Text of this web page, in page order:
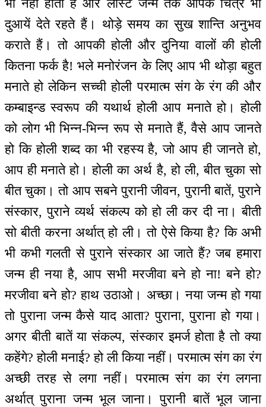
भी नहीं होती है और लास्ट जन्म तक आपके चित्र भी
दुआयें देते रहते हैं। थोड़े समय का सुख शान्ति अनुभव
कराते हैं। तो आपकी होली और दुनिया वालों की होली
कितना फर्क है! भले मनोरंजन के लिए आप भी थोड़ा बहुत
मनाते हो लेकिन सच्ची होली परमात्म संग के रंग की और
कम्बाइन्ड स्वरूप की यथार्थ होली आप मनाते हो। होली
को लोग भी भिन्न-भिन्न रूप से मनाते हैं, वैसे आप जानते
हो कि होली शब्द का भी रहस्य है, जो आप ही जानते हो,
आप ही मनाते हो। होली का अर्थ है, हो ली, बीत चुका सो
बीत चुका। तो आप सबने पुरानी जीवन, पुरानी बातें, पुराने
संस्कार, पुराने व्यर्थ संकल्प को हो ली कर दी ना। बीती
सो बीती करना अर्थात् हो ली। तो ऐसे किया है? कि अभी
भी कभी गलती से पुराने संस्कार आ जाते हैं? जब हमारा
जन्म ही नया है, आप सभी मरजीवा बने हो ना! बने हो?
मरजीवा बने हो? हाथ उठाओ। अच्छा। नया जन्म हो गया
तो पुराना जन्म कैसे याद आता? पुराना, पुराना हो गया।
अगर बीती बातें या संकल्प, संस्कार इमर्ज होता है तो क्या
कहेंगे? होली मनाई? हो ली किया नहीं। परमात्म संग का रंग
अच्छी तरह से लगा नहीं। परमात्म संग का रंग लगना
अर्थात् पुराना जन्म भूल जाना। पुरानी बातें भूल जाना